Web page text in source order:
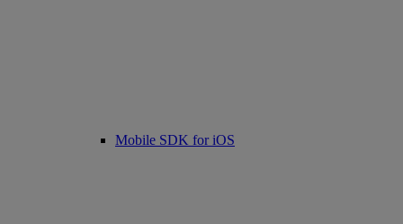
Mobile SDK for iOS